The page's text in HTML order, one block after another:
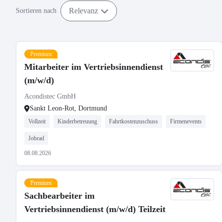
Sortieren nach Relevanz
Premium
Mitarbeiter im Vertriebsinnendienst
(m/w/d)
Acondistec GmbH
Sankt Leon-Rot, Dortmund
Vollzeit Kinderbetreuung Fahrtkostenzuschuss Firmenevents
Jobrad
08.08.2026
Premium
Sachbearbeiter im
Vertriebsinnendienst (m/w/d) Teilzeit